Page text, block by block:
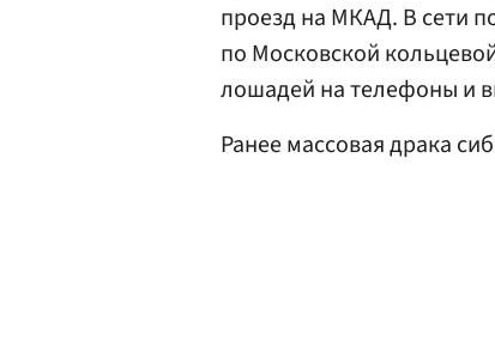
проезд на МКАД. В сети
по Московской
лошадей на телефоны и
Ранее массовая драка